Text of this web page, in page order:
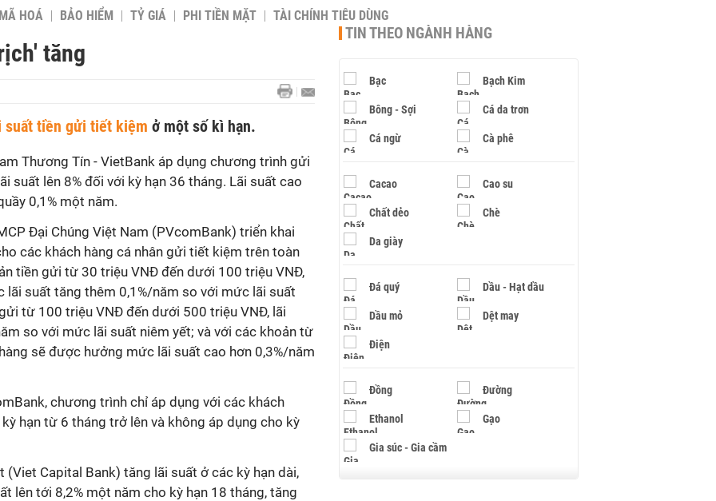
HOÁ BẢO HIỂM TỶ GIÁ PHI TIỀN MẶT TÀI CHÍNH TIÊU DÙNG
tăng
suất tiền gửi tiết kiệm ở một số kì hạn.
Thương Tín - VietBank áp dụng chương trình gửi
suất lên 8% đối với kỳ hạn 36 tháng. Lãi suất cao
0,1% một năm.
Đại Chúng Việt Nam (PVcomBank) triển khai
các khách hàng cá nhân gửi tiết kiệm trên toàn
tiền gửi từ 30 triệu VNĐ đến dưới 100 triệu VNĐ,
lãi suất tăng thêm 0,1%/năm so với mức lãi suất
từ 100 triệu VNĐ đến dưới 500 triệu VNĐ, lãi
so với mức lãi suất niêm yết; và với các khoản từ
sẽ được hưởng mức lãi suất cao hơn 0,3%/năm
chương trình chỉ áp dụng với các khách
hạn từ 6 tháng trở lên và không áp dụng cho kỳ
(Viet Capital Bank) tăng lãi suất ở các kỳ hạn dài,
lên tới 8,2% một năm cho kỳ hạn 18 tháng, tăng
TIN THEO NGÀNH HÀNG
Bạc Bạch Kim
Bông - Sợi Cá da trơn
Cá ngừ Cà phê
Cacao Cao su
Chất dẻo Chè
Da giày
Đá quý Dầu - Hạt dầu
Dầu mỏ Dệt may
Điện
Đồng Đường
Ethanol Gạo
Gia súc - Gia cầm